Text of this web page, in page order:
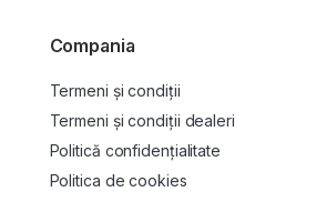
Compania
Termeni și condiții
Termeni și condiții dealeri
Politică confidențialitate
Politica de cookies